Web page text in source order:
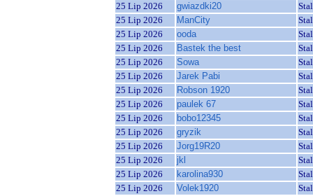
25 Lip 2026
gwiazdki20
25 Lip 2026
ManCity
25 Lip 2026
ooda
25 Lip 2026
Bastek the best
25 Lip 2026
Sowa
25 Lip 2026
Jarek Pabi
25 Lip 2026
Robson 1920
25 Lip 2026
paulek 67
25 Lip 2026
bobo12345
25 Lip 2026
gryzik
25 Lip 2026
Jorg19R20
25 Lip 2026
jkl
25 Lip 2026
karolina930
25 Lip 2026
Volek1920